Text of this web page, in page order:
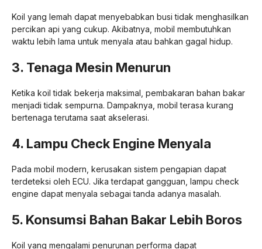
Koil yang lemah dapat menyebabkan busi tidak menghasilkan
percikan api yang cukup. Akibatnya, mobil membutuhkan
waktu lebih lama untuk menyala atau bahkan gagal hidup.
3. Tenaga Mesin Menurun
Ketika koil tidak bekerja maksimal, pembakaran bahan bakar
menjadi tidak sempurna. Dampaknya, mobil terasa kurang
bertenaga terutama saat akselerasi.
4. Lampu Check Engine Menyala
Pada mobil modern, kerusakan sistem pengapian dapat
terdeteksi oleh ECU. Jika terdapat gangguan, lampu check
engine dapat menyala sebagai tanda adanya masalah.
5. Konsumsi Bahan Bakar Lebih Boros
Koil yang mengalami penurunan performa dapat